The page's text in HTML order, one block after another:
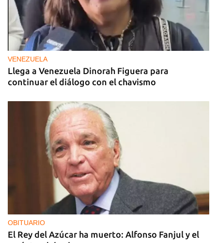
VENEZUELA
Llega a Venezuela Dinorah Figuera para
continuar el diálogo con el chavismo
OBITUARIO
El Rey del Azúcar ha muerto: Alfonso Fanjul y el